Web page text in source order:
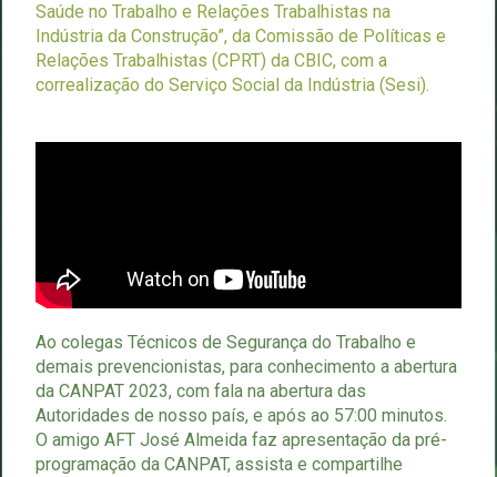
Saúde no Trabalho e Relações Trabalhistas na
Indústria da Construção”, da Comissão de Políticas e
Relações Trabalhistas (CPRT) da CBIC, com a
correalização do Serviço Social da Indústria (Sesi).
Ao colegas Técnicos de Segurança do Trabalho e
demais prevencionistas, para conhecimento a abertura
da CANPAT 2023, com fala na abertura das
Autoridades de nosso país, e após ao 57:00 minutos.
O amigo AFT José Almeida faz apresentação da pré-
programação da CANPAT, assista e compartilhe